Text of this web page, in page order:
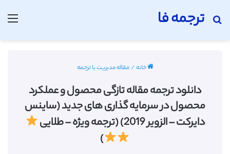
ترجمه فا
جستجو برای
خانه/مقاله مدیریت با ترجمه
دانلود ترجمه مقاله تازگی محصول و عملکرد
محصول در سرمایه گذاری های جدید (ساینس
دایرکت – الزویر 2019) (ترجمه ویژه – طلایی
)